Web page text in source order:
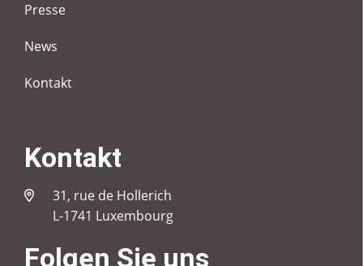
Presse
News
Kontakt
Kontakt
31, rue de Hollerich
L-1741 Luxembourg
Folgen Sie uns